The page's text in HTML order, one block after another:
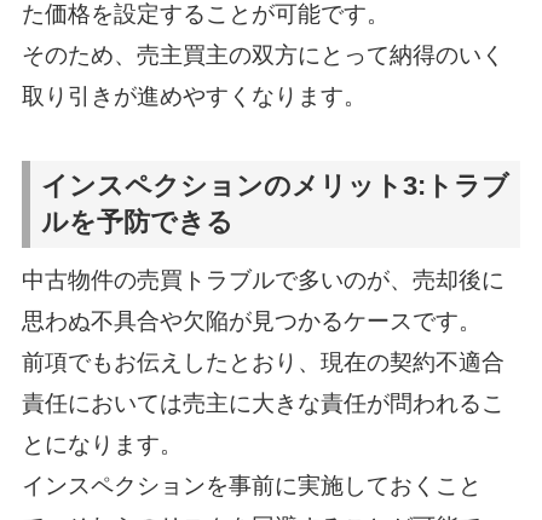
た価格を設定することが可能です。
そのため、売主買主の双方にとって納得のいく
取り引きが進めやすくなります。
インスペクションのメリット3:トラブ
ルを予防できる
中古物件の売買トラブルで多いのが、売却後に
思わぬ不具合や欠陥が見つかるケースです。
前項でもお伝えしたとおり、現在の契約不適合
責任においては売主に大きな責任が問われるこ
とになります。
インスペクションを事前に実施しておくこと